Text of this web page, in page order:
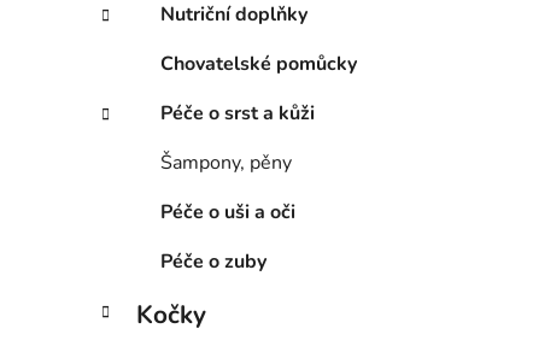
e
Nutriční doplňky
Chovatelské pomůcky
Péče o srst a kůži
Šampony, pěny
Péče o uši a oči
Péče o zuby
Kočky